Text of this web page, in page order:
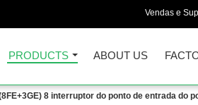
Vendas e
PRODUCTS ABOUT US
8 interruptor do ponto de entrada